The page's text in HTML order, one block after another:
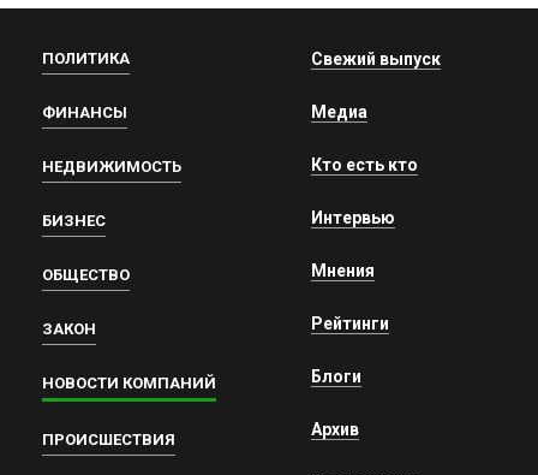
ПОЛИТИКА
ФИНАНСЫ
НЕДВИЖИМОСТЬ
БИЗНЕС
ОБЩЕСТВО
ЗАКОН
НОВОСТИ КОМПАНИЙ
ПРОИСШЕСТВИЯ
Свежий выпуск
Медиа
Кто есть кто
Интервью
Мнения
Рейтинги
Блоги
Архив